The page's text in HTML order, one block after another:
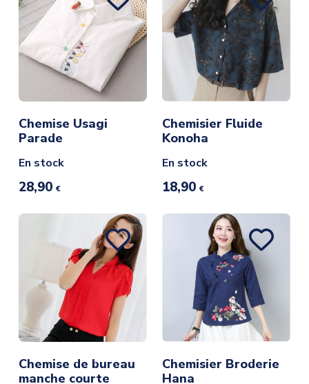
Chemise Usagi
Parade
En stock
28,90 €
Chemisier Fluide
Konoha
En stock
18,90 €
Chemise de bureau
manche courte
Chemisier Broderie
Hana